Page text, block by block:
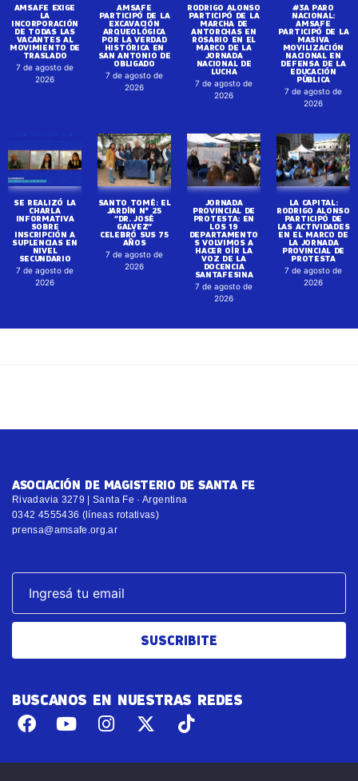
AMSAFE EXIGE
LA
INCORPORACIÓN
DE TODAS LAS
VACANTES AL
MOVIMIENTO DE
TRASLADO
7 de agosto de
2026
AMSAFE
PARTICIPÓ DE LA
EXCAVACIÓN
ARQUEOLÓGICA
POR LA VERDAD
HISTÓRICA EN
SAN ANTONIO DE
OBLIGADO
7 de agosto de
2026
RODRIGO ALONSO
PARTICIPÓ DE LA
MARCHA DE
ANTORCHAS EN
ROSARIO EN EL
MARCO DE LA
JORNADA
NACIONAL DE
LUCHA
7 de agosto de
2026
#3A PARO
NACIONAL:
AMSAFE
PARTICIPÓ DE LA
MASIVA
MOVILIZACIÓN
NACIONAL EN
DEFENSA DE LA
EDUCACIÓN
PÚBLICA
7 de agosto de
2026
SE REALIZÓ LA
CHARLA
INFORMATIVA
SOBRE
INSCRIPCIÓN A
SUPLENCIAS EN
NIVEL
SECUNDARIO
7 de agosto de
2026
SANTO TOMÉ: EL
JARDÍN N° 25
“DR. JOSÉ
GALVEZ”
CELEBRÓ SUS 75
AÑOS
7 de agosto de
2026
JORNADA
PROVINCIAL DE
PROTESTA: EN
LOS 19
DEPARTAMENTO
S VOLVIMOS A
HACER OÍR LA
VOZ DE LA
DOCENCIA
SANTAFESINA
7 de agosto de
2026
LA CAPITAL:
RODRIGO ALONSO
PARTICIPÓ DE
LAS ACTIVIDADES
EN EL MARCO DE
LA JORNADA
PROVINCIAL DE
PROTESTA
7 de agosto de
2026
ASOCIACIÓN DE MAGISTERIO DE SANTA FE
Rivadavia 3279 | Santa Fe · Argentina
0342 4555436 (líneas rotativas)
prensa@amsafe.org.ar
SUSCRIBITE
BUSCANOS EN NUESTRAS REDES